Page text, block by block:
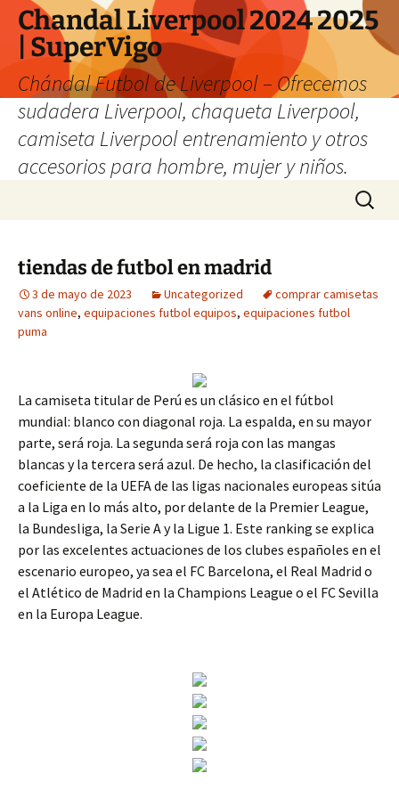
Chandal Liverpool 2024 2025
| SuperVigo
Chándal Futbol de Liverpool – Ofrecemos
sudadera Liverpool, chaqueta Liverpool,
camiseta Liverpool entrenamiento y otros
accesorios para hombre, mujer y niños.
Buscar:
tiendas de futbol en madrid
3 de mayo de 2023 Uncategorized
comprar camisetas
vans online, equipaciones futbol equipos, equipaciones futbol
puma
La camiseta titular de Perú es un clásico en el fútbol
mundial: blanco con diagonal roja. La espalda, en su mayor
parte, será roja. La segunda será roja con las mangas
blancas y la tercera será azul. De hecho, la clasificación del
coeficiente de la UEFA de las ligas nacionales europeas sitúa
a la Liga en lo más alto, por delante de la Premier League,
la Bundesliga, la Serie A y la Ligue 1. Este ranking se explica
por las excelentes actuaciones de los clubes españoles en el
escenario europeo, ya sea el FC Barcelona, el Real Madrid o
el Atlético de Madrid en la Champions League o el FC Sevilla
en la Europa League.